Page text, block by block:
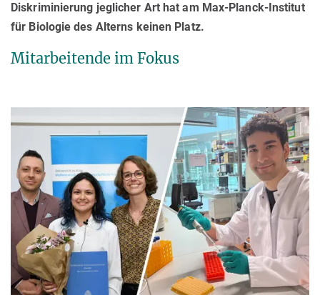
Diskriminierung jeglicher Art hat am Max-Planck-Institut
für Biologie des Alterns keinen Platz.
Mitarbeitende im Fokus